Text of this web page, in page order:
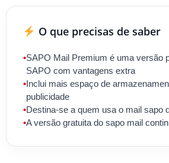
O que precisas de saber
•SAPO Mail Premium é uma versão
SAPO com vantagens extra
•Inclui mais espaço de
publicidade
•Destina-se a quem usa o mail sapo
•A versão gratuita do sapo mail